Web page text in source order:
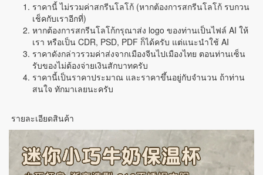
ราคานี้ ไม่รวมค่าสกรีนโลโก้ (หากต้องการสกรีนโลโก้ รบกวน
เช็คกับเราอีกที่)
หากต้องการสกรีนโลโก้กรุณาส่ง logo ของท่านเป็นไฟล์ AI ให้
เรา หรือเป็น CDR, PSD, PDF ก็ได้ครับ แต่แนะนำใช้ AI
ราคาดังกล่าวรวมค่าส่งจากเมืองจีนไปเมืองไทย ตอนท่านเซ็น
รับของไม่ต้องจ่ายเงินสักบาทครับ
ราคานี้เป็นราคาประมาณ และราคาขึ้นอยู่กับจำนวน ถ้าท่าน
สนใจ ทักมาเลยนะครับ
รายละเอียดสินค้า